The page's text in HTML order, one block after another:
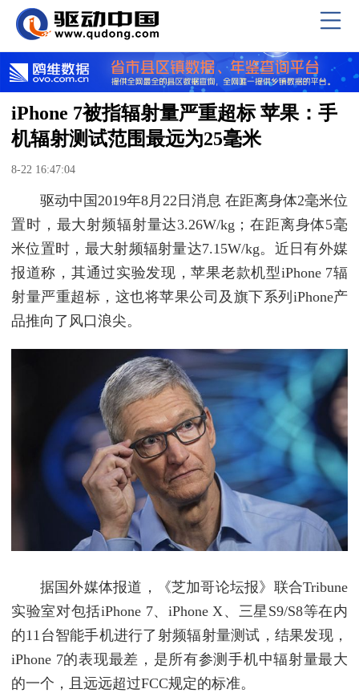
iPhone 7被指辐射量严重超标 苹果：手
机辐射测试范围最远为25毫米
8-22 16:47:04
驱动中国2019年8月22日消息 在距离身体2毫米位
置时，最大射频辐射量达3.26W/kg；在距离身体5毫
米位置时，最大射频辐射量达7.15W/kg。近日有外媒
报道称，其通过实验发现，苹果老款机型iPhone 7辐
射量严重超标，这也将苹果公司及旗下系列iPhone产
品推向了风口浪尖。
据国外媒体报道，《芝加哥论坛报》联合Tribune
实验室对包括iPhone 7、iPhone X、三星S9/S8等在内
的11台智能手机进行了射频辐射量测试，结果发现，
iPhone 7的表现最差，是所有参测手机中辐射量最大
的一个，且远远超过FCC规定的标准。